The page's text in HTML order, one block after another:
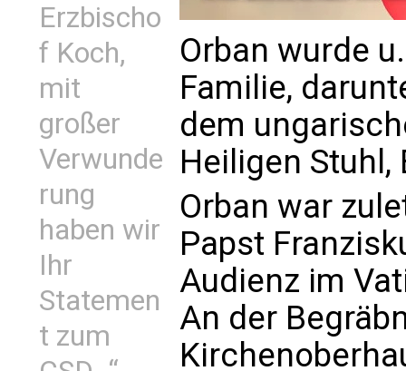
Erzbischo
f Koch,
mit
großer
Verwunde
rung
haben wir
Ihr
Statemen
t zum
Orban wurde
Familie,
dem
Heiligen Stuhl,
Orban war
Papst
Audienz im
An der